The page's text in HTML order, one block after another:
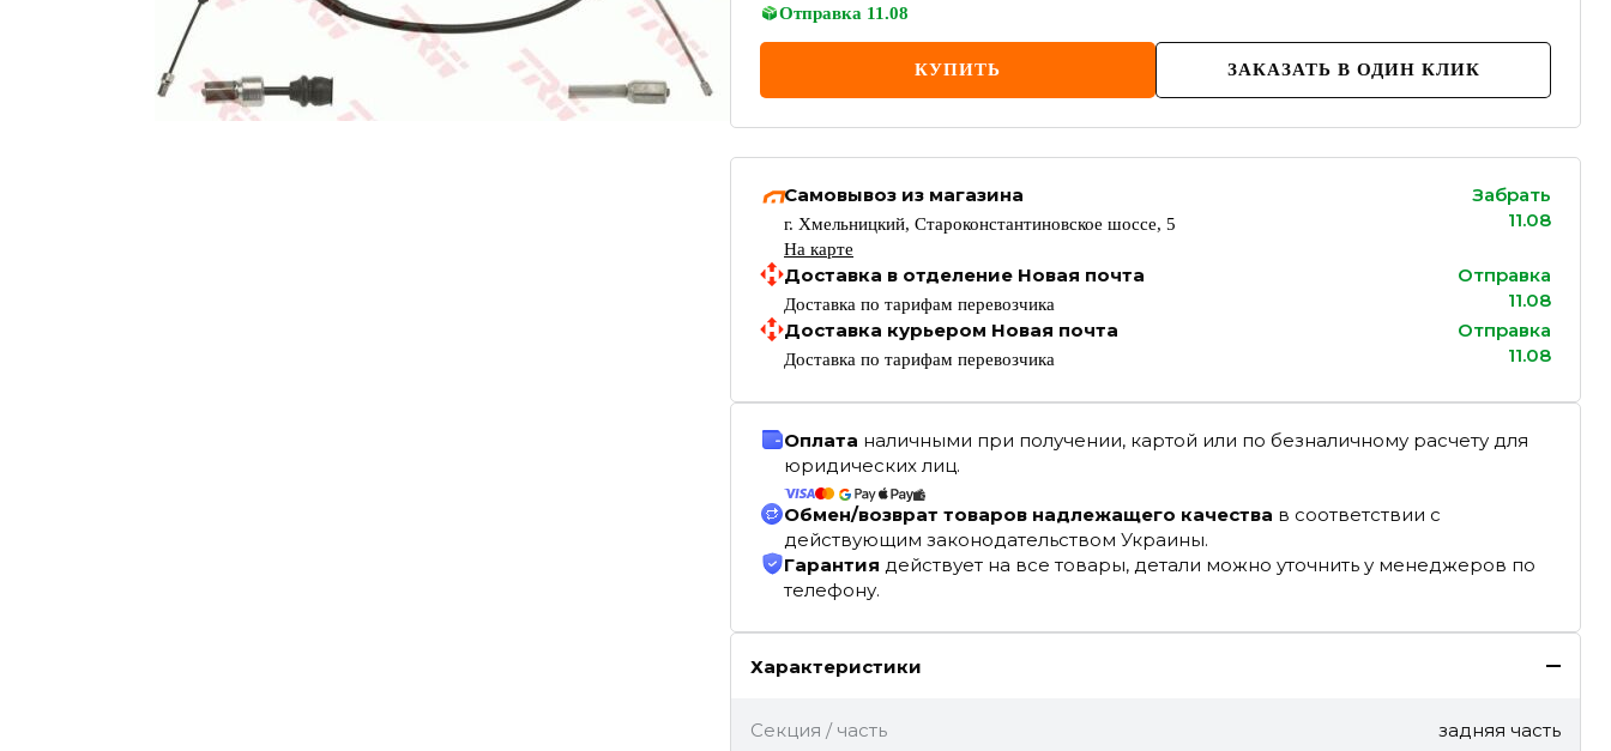
Отправка 11.08
КУПИТЬ ЗАКАЗАТЬ В ОДИН КЛИК
Самовывоз из магазина
г. Хмельницкий, Староконстантиновское шоссе, 5
На карте
Забрать
11.08
Доставка в отделение Новая почта
Доставка по тарифам перевозчика
Отправка
11.08
Доставка курьером Новая почта
Доставка по тарифам перевозчика
Отправка
11.08
Оплата наличными при получении, картой или по безналичному расчету для
юридических лиц.
Обмен/возврат товаров надлежащего качества в соответствии с
действующим законодательством Украины.
Гарантия действует на все товары, детали можно уточнить у менеджеров по
телефону.
Характеристики
Секция / часть задняя часть